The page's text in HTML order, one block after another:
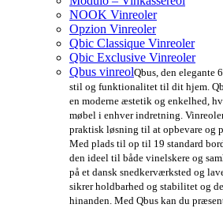
NOOK Vinreoler
Opzion Vinreoler
Qbic Classique Vinreoler
Qbic Exclusive Vinreoler
Qbus vinreolQbus, den elegante
stil og funktionalitet til dit hjem.
en moderne æstetik og enkelhed,
møbel i enhver indretning.
praktisk løsning til at opbevare og
Med plads til op til 19 standard
den ideel til både vinelskere og
på et dansk snedkerværksted og
sikrer holdbarhed og stabilitet og
hinanden. Med Qbus kan du